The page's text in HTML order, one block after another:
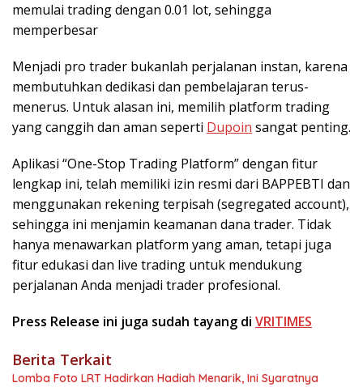
memulai trading dengan 0.01 lot, sehingga
memperbesar
Menjadi pro trader bukanlah perjalanan instan, karena
membutuhkan dedikasi dan pembelajaran terus-
menerus. Untuk alasan ini, memilih platform trading
yang canggih dan aman seperti Dupoin sangat penting.
Aplikasi “One-Stop Trading Platform” dengan fitur
lengkap ini, telah memiliki izin resmi dari BAPPEBTI dan
menggunakan rekening terpisah (segregated account),
sehingga ini menjamin keamanan dana trader. Tidak
hanya menawarkan platform yang aman, tetapi juga
fitur edukasi dan live trading untuk mendukung
perjalanan Anda menjadi trader profesional.
Press Release ini juga sudah tayang di VRITIMES
Berita Terkait
Lomba Foto LRT Hadirkan Hadiah Menarik, Ini Syaratnya